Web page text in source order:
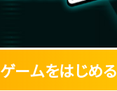
ゲームをはじめる